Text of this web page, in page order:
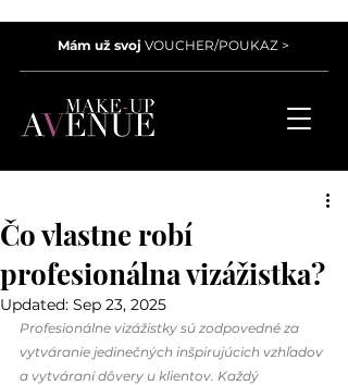
Mám už svoj VOUCHER/POUKAZ >
Čo vlastne robí
profesionálna vizážistka?
Updated: Sep 23, 2025
Profesionálne vizážistky sú zodpovedné za
vytváranie jedinečných inšpirujúcich vzhľadov
a vytváraní dôvery u klientov. Každý